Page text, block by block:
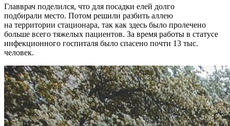
Главврач поделился, что для посадки елей долго
подбирали место. Потом решили разбить аллею
на территории стационара, так как здесь было пролечено
больше всего тяжелых пациентов. За время работы в статусе
инфекционного госпиталя было спасено почти 13 тыс.
человек.